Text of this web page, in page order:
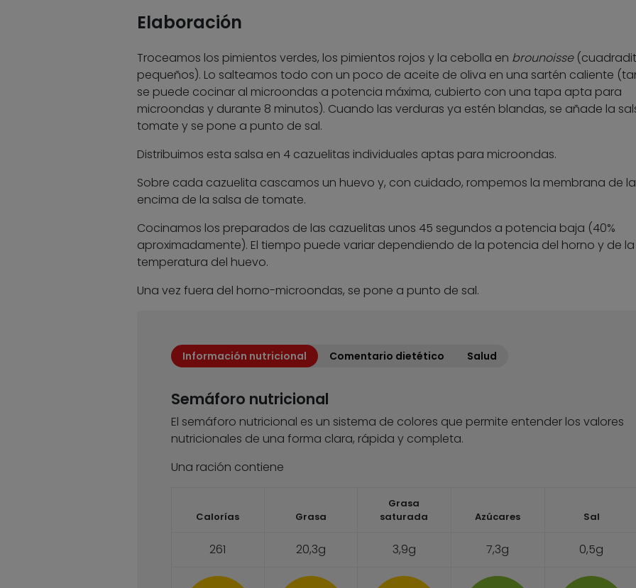
Elaboración
Troceamos los pimientos verdes, los pimientos rojos y la cebolla en brounoisse
pequeños). Lo salteamos todo con un poco de aceite de oliva en una sartén caliente
se puede cocinar al microondas a potencia máxima, cubierto con una tapa apta para
microondas y durante 8 minutos). Cuando las verduras ya estén blandas, se añade la
tomate y se pone a punto de sal.
Distribuimos esta salsa en 4 cazuelitas individuales aptas para microondas.
Sobre cada cazuelita cascamos un huevo y, con cuidado, rompemos la membrana de
encima de la salsa de tomate.
Cocinamos los preparados de las cazuelitas unos 45 segundos a potencia baja (40%
aproximadamente). El tiempo puede variar dependiendo de la potencia del horno y de la
temperatura del huevo.
Una vez fuera del horno-microondas, se pone a punto de sal.
Información nutricional Comentario dietético Salud
Semáforo nutricional
El semáforo nutricional es un sistema de colores que permite entender los valores
nutricionales de una forma clara, rápida y completa.
Una ración contiene
Calorías Grasa
Grasa
saturada
Azúcares Sal
261 20,3g 3,9g 7,3g 0,5g